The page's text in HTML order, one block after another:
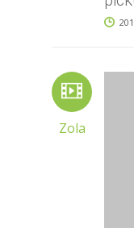
Zola